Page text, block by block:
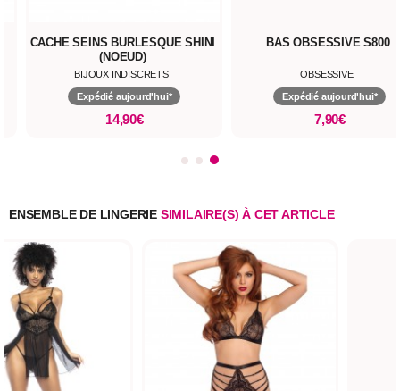
CACHE SEINS BURLESQUE SHINI
(NOEUD)
BIJOUX INDISCRETS
Expédié aujourd'hui*
14,90€
BAS OBSESSIVE S800
OBSESSIVE
Expédié aujourd'hui*
7,90€
ENSEMBLE DE LINGERIE SIMILAIRE(S) À CET ARTICLE